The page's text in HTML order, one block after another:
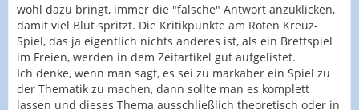
wohl dazu bringt, immer die "falsche" Antwort anzuklicken,
damit viel Blut spritzt. Die Kritikpunkte am Roten Kreuz-
Spiel, das ja eigentlich nichts anderes ist, als ein Brettspiel
im Freien, werden in dem Zeitartikel gut aufgelistet.
Ich denke, wenn man sagt, es sei zu markaber ein Spiel zu
der Thematik zu machen, dann sollte man es komplett
lassen und dieses Thema ausschließlich theoretisch oder in